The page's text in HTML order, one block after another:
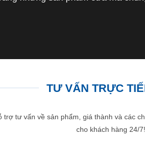
TƯ VẤN TRỰC
trợ tư vấn về sản phẩm, giá thành và các
cho khách hàng 24/7!